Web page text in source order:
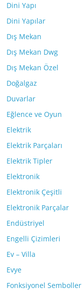
Dini Yapı
Dini Yapılar
Dış Mekan
Dış Mekan Dwg
Dış Mekan Özel
Doğalgaz
Duvarlar
Eğlence ve Oyun
Elektrik
Elektrik Parçaları
Elektrik Tipler
Elektronik
Elektronik Çeşitli
Elektronik Parçalar
Endüstriyel
Engelli Çizimleri
Ev – Villa
Evye
Fonksiyonel Semboller